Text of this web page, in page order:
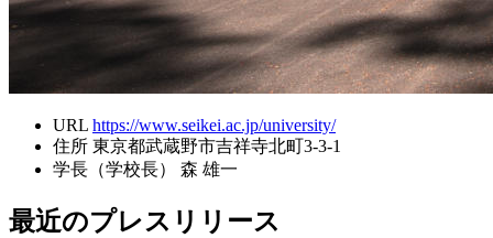
URL https://www.seikei.ac.jp/university/
住所 東京都武蔵野市吉祥寺北町3-3-1
学長（学校長）
森 雄一
最近のプレスリリース